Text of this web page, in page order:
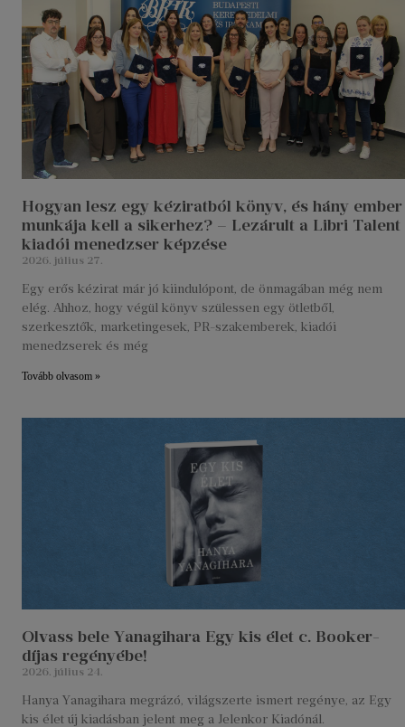
Hogyan lesz egy kéziratból könyv, és hány ember
munkája kell a sikerhez? – Lezárult a Libri Talent
kiadói menedzser képzése
2026. július 27.
Egy erős kézirat már jó kiindulópont, de önmagában még nem
elég. Ahhoz, hogy végül könyv szülessen egy ötletből,
szerkesztők, marketingesek, PR-szakemberek, kiadói
menedzserek és még
Tovább olvasom »
Olvass bele Yanagihara Egy kis élet c. Booker-
díjas regényébe!
2026. július 24.
Hanya Yanagihara megrázó, világszerte ismert regénye, az Egy
kis élet új kiadásban jelent meg a Jelenkor Kiadónál.